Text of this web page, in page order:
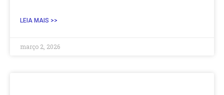
LEIA MAIS >>
março 2, 2026